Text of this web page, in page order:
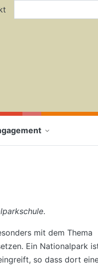
.
mit dem Thema
Ein Nationalpark
so dass dort